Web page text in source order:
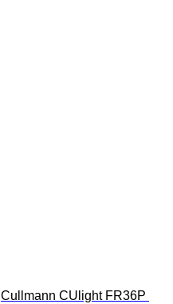
Cullmann CUlight FR36P